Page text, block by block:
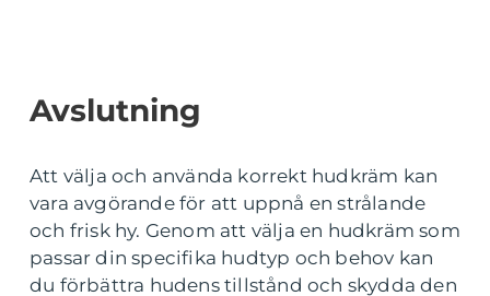
Avslutning
Att välja och använda korrekt hudkräm kan
vara avgörande för att uppnå en strålande
och frisk hy. Genom att välja en hudkräm som
passar din specifika hudtyp och behov kan
du förbättra hudens tillstånd och skydda den